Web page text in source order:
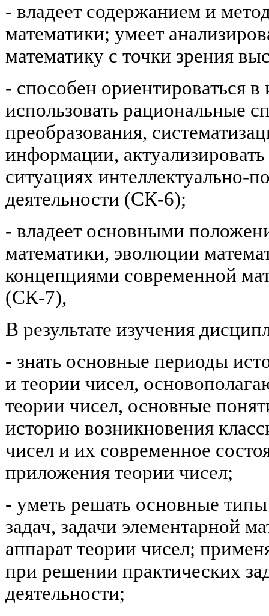
- владеет содержанием и
математики; умеет
математику с точки зрения
- способен ориентироваться
использовать рациональные
преобразования,
информации,
ситуациях интеллектуально-
деятельности (СК-6);
- владеет основными
математики, эволюции
концепциями современной
(СК-7),
В результате изучения
- знать основные периоды
и теории чисел,
теории чисел, основные
историю возникновения
чисел и их современное
приложения теории чисел;
- уметь решать основные
задач, задачи элементарной
аппарат теории чисел;
при решении практических
деятельности;